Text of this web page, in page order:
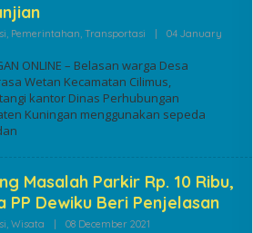
Pemerintahan Transportasi |
04 January
ONLINE – Belasan warga Desa
Wetan Kecamatan Cilimus,
kantor Dinas Perhubungan
Kuningan menggunakan sepeda
Masalah Parkir Rp. 10 Ribu,
PP Dewiku Beri Penjelasan
Wisata | 08 December 2021By